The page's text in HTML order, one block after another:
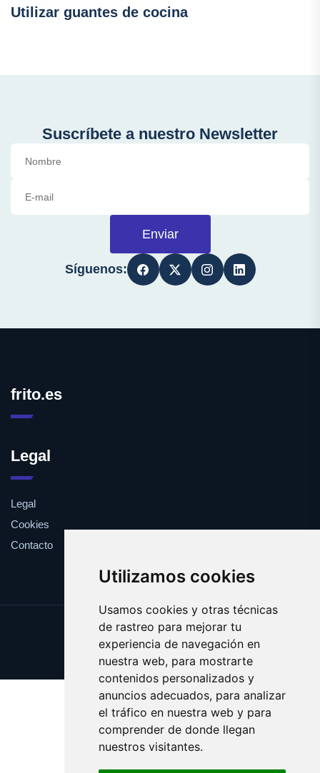
Utilizamos cookies
Usamos cookies y otras técnicas
de rastreo para mejorar tu
experiencia de navegación en
nuestra web, para mostrarte
contenidos personalizados y
anuncios adecuados, para analizar
el tráfico en nuestra web y para
comprender de donde llegan
nuestros visitantes.
Utilizar guantes de cocina
Suscríbete a nuestro Newsletter
Enviar
Síguenos:
frito.es
Legal
Legal
Cookies
Contacto
Update cookies preferences
Copyright © 2025 frito.es